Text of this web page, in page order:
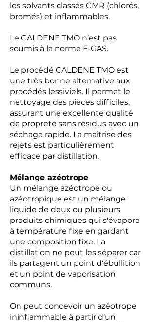
les solvants classés CMR (chlorés,
bromés) et inflammables.
Le CALDENE TMO n’est pas
soumis à la norme F-GAS.
Le procédé CALDENE TMO est
une très bonne alternative aux
procédés lessiviels. Il permet le
nettoyage des pièces difficiles,
assurant une excellente qualité
de propreté sans résidus avec un
séchage rapide. La maîtrise des
rejets est particulièrement
efficace par distillation.
Mélange azéotrope
Un mélange azéotrope ou
azéotropique est un mélange
liquide de deux ou plusieurs
produits chimiques qui s'évapore
à température fixe en gardant
une composition fixe. La
distillation ne peut les séparer car
ils partagent un point d'ébullition
et un point de vaporisation
communs.
On peut concevoir un azéotrope
ininflammable à partir d’un